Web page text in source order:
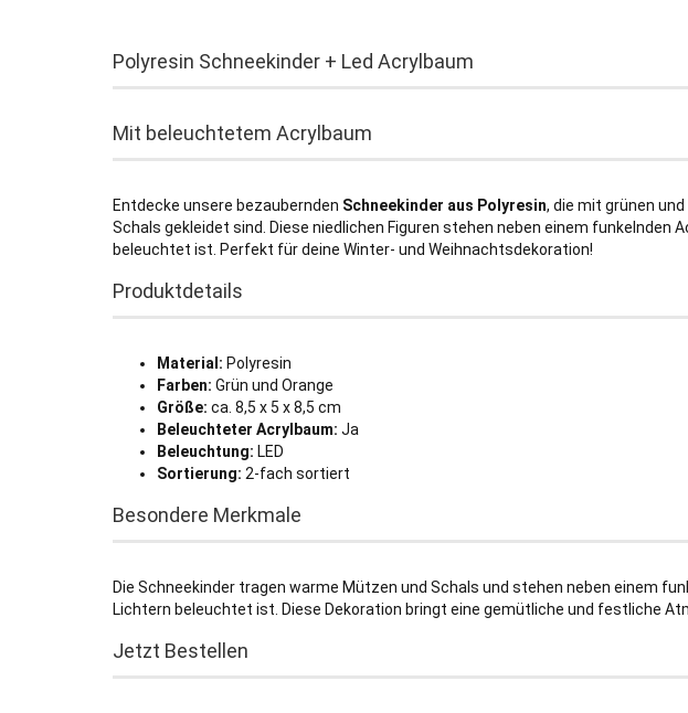
Polyresin Schneekinder + Led Acrylbaum
Mit beleuchtetem Acrylbaum
Entdecke unsere bezaubernden Schneekinder aus Polyresin, die mit grünen
Schals gekleidet sind. Diese niedlichen Figuren stehen neben einem funkelnden
beleuchtet ist. Perfekt für deine Winter- und Weihnachtsdekoration!
Produktdetails
Material: Polyresin
Farben: Grün und Orange
Größe: ca. 8,5 x 5 x 8,5 cm
Beleuchteter Acrylbaum: Ja
Beleuchtung: LED
Sortierung: 2-fach sortiert
Besondere Merkmale
Die Schneekinder tragen warme Mützen und Schals und stehen neben einem
Lichtern beleuchtet ist. Diese Dekoration bringt eine gemütliche und festliche
Jetzt Bestellen